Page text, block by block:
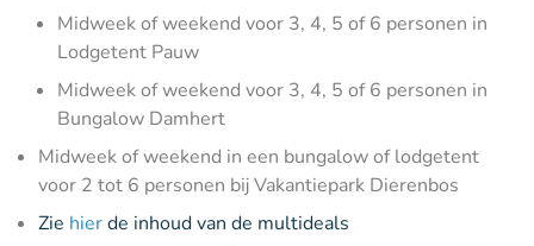
Midweek of weekend voor 3, 4, 5 of 6 personen in
Lodgetent Pauw
Midweek of weekend voor 3, 4, 5 of 6 personen in
Bungalow Damhert
Midweek of weekend in een bungalow of lodgetent
voor 2 tot 6 personen bij Vakantiepark Dierenbos
Zie hierde inhoud van de multideals